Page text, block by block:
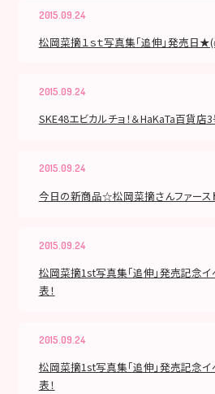
2015.09.24
松岡菜摘１ｓｔ写真集「追伸」発売日
2015.09.24
SKE48エビカルチョ！＆HaKaTa百貨
2015.09.24
今日の新商品☆松岡菜摘さんファース
2015.09.24
松岡菜摘1st写真集「追伸」発売記念
表！
2015.09.24
松岡菜摘1st写真集「追伸」発売記念
表！